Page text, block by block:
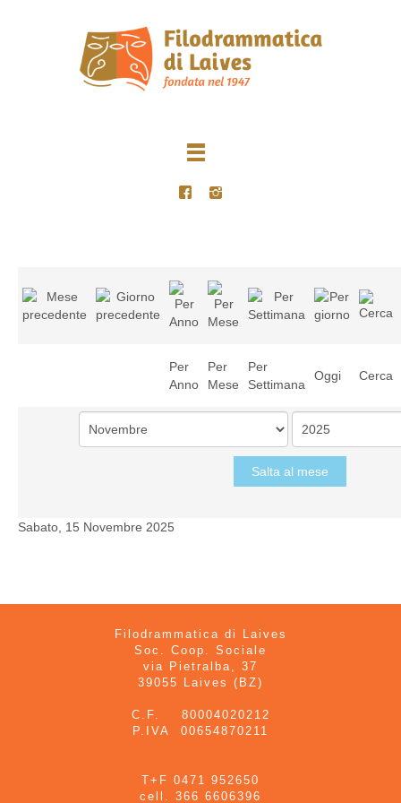
Per
Anno
Per
Mese
Per
Settimana
Oggi Cerca
Salta al mese
Sabato, 15 Novembre 2025
Filodrammatica di Laives
Soc. Coop. Sociale
via Pietralba, 37
39055 Laives (BZ)
C.F. 80004020212
P.IVA 00654870211
T+F 0471 952650
cell. 366 6606396